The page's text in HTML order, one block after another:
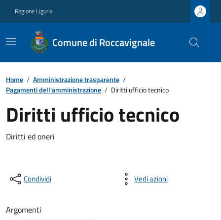
Regione Liguria
Comune di Roccavignale
Home / Amministrazione trasparente /
Pagamenti dell'amministrazione / Diritti ufficio tecnico
Diritti ufficio tecnico
Diritti ed oneri
Condividi Vedi azioni
Argomenti